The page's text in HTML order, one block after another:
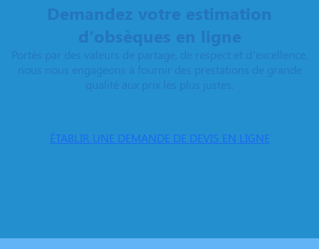
Demandez votre estimation
d'obsèques en ligne
Portés par des valeurs de partage, de respect et d’excellence,
nous nous engageons à fournir des prestations de grande
qualité aux prix les plus justes.
ÉTABLIR UNE DEMANDE DE DEVIS EN LIGNE